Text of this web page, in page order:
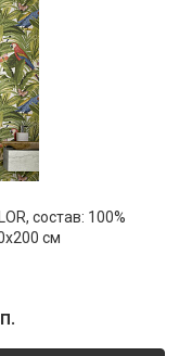
состав: 100%
см